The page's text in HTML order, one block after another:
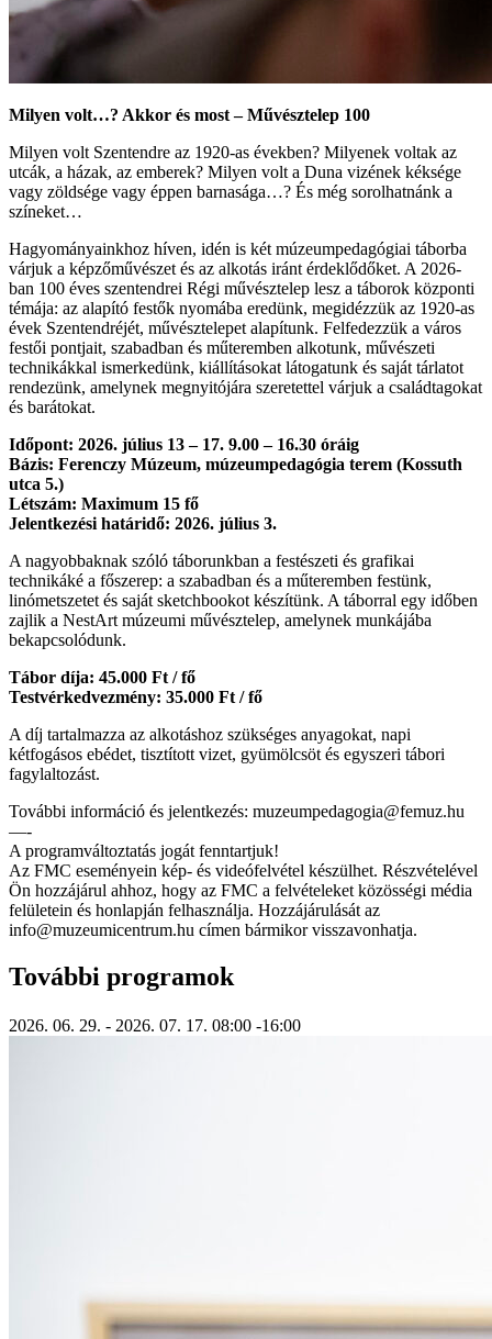
Milyen volt…? Akkor és most – Művésztelep 100
Milyen volt Szentendre az 1920-as években? Milyenek voltak az
utcák, a házak, az emberek? Milyen volt a Duna vizének kéksége
vagy zöldsége vagy éppen barnasága…? És még sorolhatnánk a
színeket…
Hagyományainkhoz híven, idén is két múzeumpedagógiai táborba
várjuk a képzőművészet és az alkotás iránt érdeklődőket. A 2026-
ban 100 éves szentendrei Régi művésztelep lesz a táborok központi
témája: az alapító festők nyomába eredünk, megidézzük az 1920-as
évek Szentendréjét, művésztelepet alapítunk. Felfedezzük a város
festői pontjait, szabadban és műteremben alkotunk, művészeti
technikákkal ismerkedünk, kiállításokat látogatunk és saját tárlatot
rendezünk, amelynek megnyitójára szeretettel várjuk a családtagokat
és barátokat.
Időpont: 2026. július 13 – 17. 9.00 – 16.30 óráig
Bázis: Ferenczy Múzeum, múzeumpedagógia terem (Kossuth
utca 5.)
Létszám: Maximum 15 fő
Jelentkezési határidő: 2026. július 3.
A nagyobbaknak szóló táborunkban a festészeti és grafikai
technikáké a főszerep: a szabadban és a műteremben festünk,
linómetszetet és saját sketchbookot készítünk. A táborral egy időben
zajlik a NestArt múzeumi művésztelep, amelynek munkájába
bekapcsolódunk.
Tábor díja: 45.000 Ft / fő
Testvérkedvezmény: 35.000 Ft / fő
A díj tartalmazza az alkotáshoz szükséges anyagokat, napi
kétfogásos ebédet, tisztított vizet, gyümölcsöt és egyszeri tábori
fagylaltozást.
További információ és jelentkezés: muzeumpedagogia@femuz.hu
—-
A programváltoztatás jogát fenntartjuk!
Az FMC eseményein kép- és videófelvétel készülhet. Részvételével
Ön hozzájárul ahhoz, hogy az FMC a felvételeket közösségi média
felületein és honlapján felhasználja. Hozzájárulását az
info@muzeumicentrum.hu címen bármikor visszavonhatja.
További programok
2026. 06. 29. - 2026. 07. 17. 08:00 -16:00